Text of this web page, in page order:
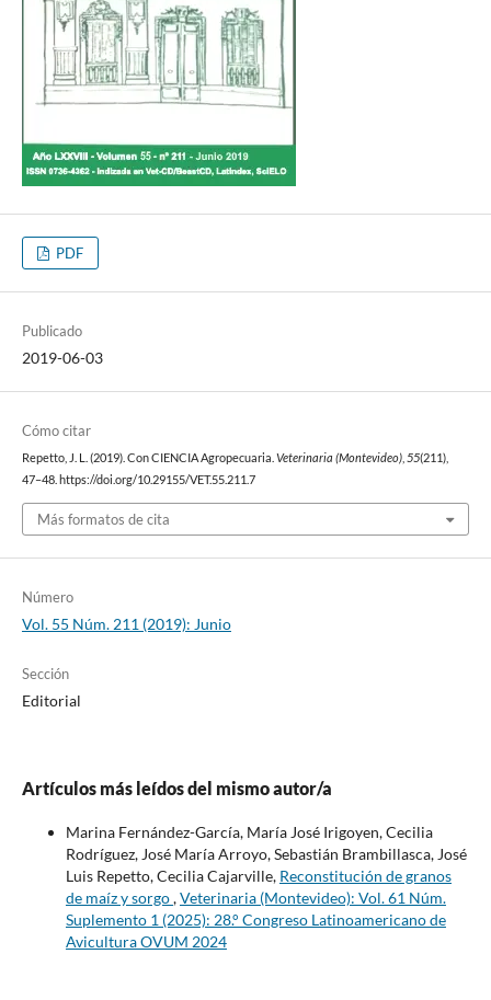
PDF
Publicado
2019-06-03
Cómo citar
Repetto, J. L. (2019). Con CIENCIA Agropecuaria. Veterinaria (Montevideo), 55(211),
47–48. https://doi.org/10.29155/VET.55.211.7
Más formatos de cita
Número
Vol. 55 Núm. 211 (2019): Junio
Sección
Editorial
Artículos más leídos del mismo autor/a
Marina Fernández-García, María José Irigoyen, Cecilia
Rodríguez, José María Arroyo, Sebastián Brambillasca, José
Luis Repetto, Cecilia Cajarville, Reconstitución de granos
de maíz y sorgo,Veterinaria (Montevideo): Vol. 61 Núm.
Suplemento 1 (2025): 28.° Congreso Latinoamericano de
Avicultura OVUM 2024